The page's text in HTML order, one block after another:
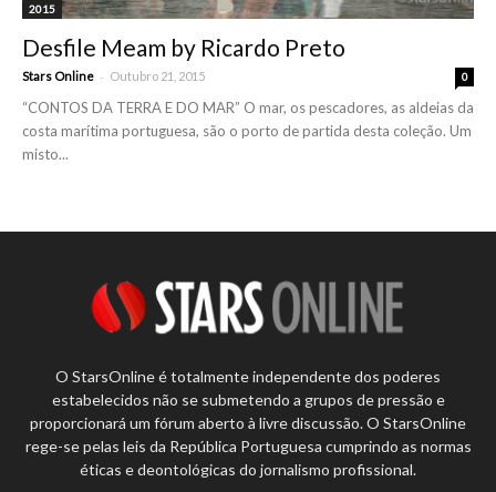
2015
Desfile Meam by Ricardo Preto
Stars Online - Outubro 21, 2015 0
“CONTOS DA TERRA E DO MAR” O mar, os pescadores, as aldeias da
costa marítima portuguesa, são o porto de partida desta coleção. Um
misto...
O StarsOnline é totalmente independente dos poderes
estabelecidos não se submetendo a grupos de pressão e
proporcionará um fórum aberto à livre discussão. O StarsOnline
rege-se pelas leis da República Portuguesa cumprindo as normas
éticas e deontológicas do jornalismo profissional.